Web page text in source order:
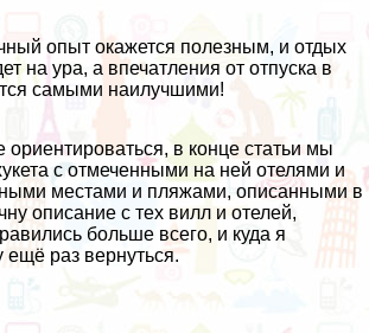
опыт окажется полезным, и отдых
на ура, а впечатления от отпуска в
самыми наилучшими!
в конце статьи мы
с отмеченными на ней отелями и
местами и пляжами, описанными в
описание с тех вилл и отелей,
больше всего, и куда я
ещё раз вернуться.